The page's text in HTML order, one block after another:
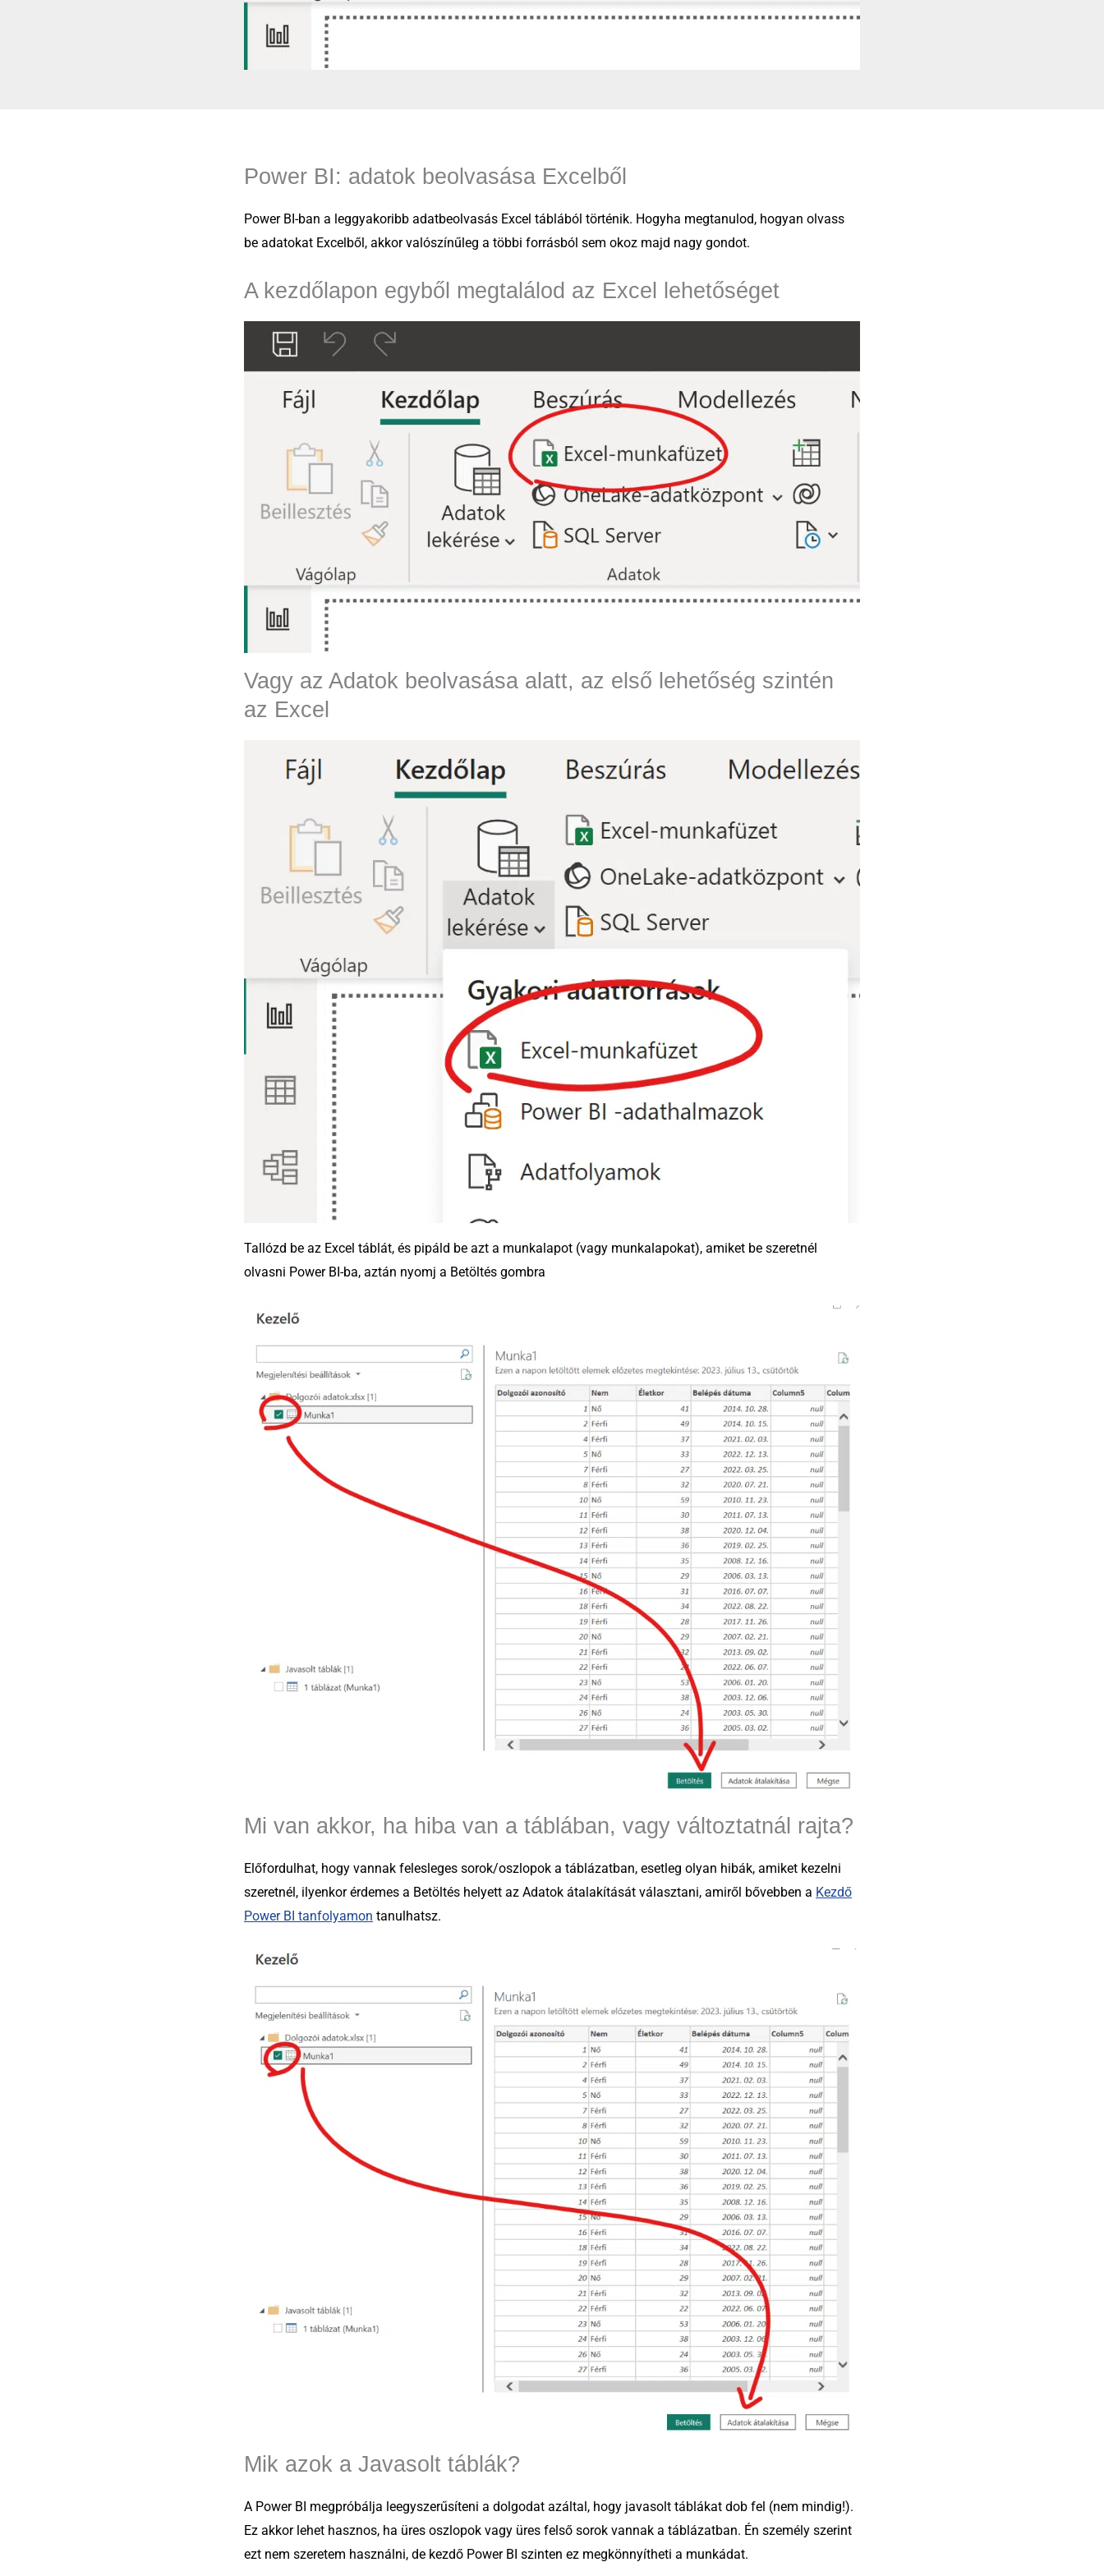
Power BI: adatok beolvasása Excelből
Power BI-ban a leggyakoribb adatbeolvasás Excel táblából történik. Hogyha megtanulod, hogyan olvass
be adatokat Excelből, akkor valószínűleg a többi forrásból sem okoz majd nagy gondot.
A kezdőlapon egyből megtalálod az Excel lehetőséget
Vagy az Adatok beolvasása alatt, az első lehetőség szintén
az Excel
Tallózd be az Excel táblát, és pipáld be azt a munkalapot (vagy munkalapokat), amiket be szeretnél
olvasni Power BI-ba, aztán nyomj a Betöltés gombra
Mi van akkor, ha hiba van a táblában, vagy változtatnál rajta?
Előfordulhat, hogy vannak felesleges sorok/oszlopok a táblázatban, esetleg olyan hibák, amiket kezelni
szeretnél, ilyenkor érdemes a Betöltés helyett az Adatok átalakítását választani, amiről bővebben a Kezdő
Power BI tanfolyamon tanulhatsz.
Mik azok a Javasolt táblák?
A Power BI megpróbálja leegyszerűsíteni a dolgodat azáltal, hogy javasolt táblákat dob fel (nem mindig!).
Ez akkor lehet hasznos, ha üres oszlopok vagy üres felső sorok vannak a táblázatban. Én személy szerint
ezt nem szeretem használni, de kezdő Power BI szinten ez megkönnyítheti a munkádat.